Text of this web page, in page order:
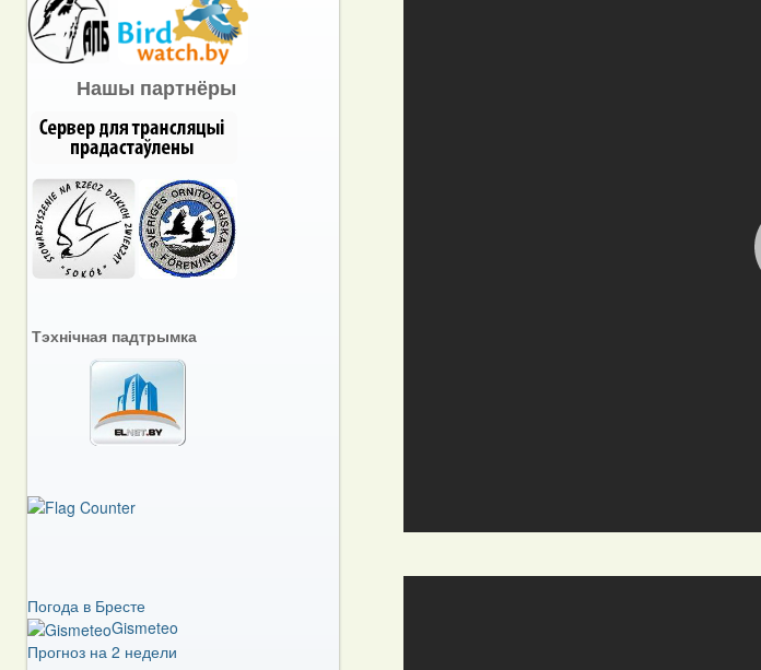
Нашы партнёры
Тэхнічная падтрымка
Погода в Бресте
Gismeteo
Прогноз на 2 недели